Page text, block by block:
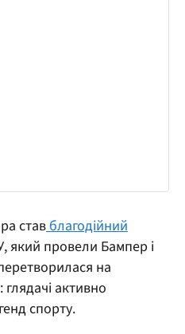
ставблагодійний
який провели Бампер і
на
активно
спорту.